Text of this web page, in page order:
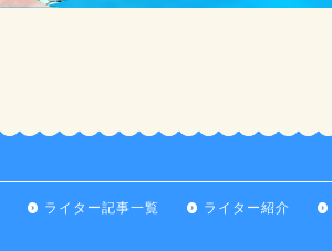
ライター記事一覧 ライター紹介